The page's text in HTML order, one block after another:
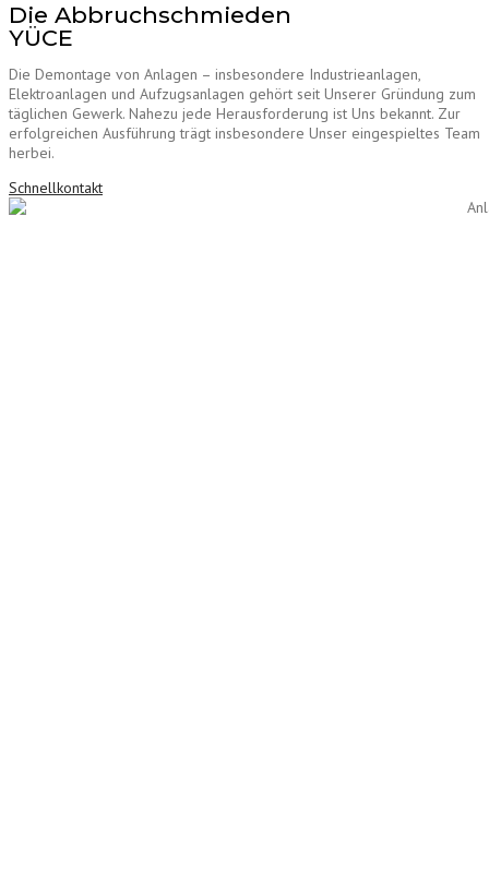
Die Abbruchschmieden
YÜCE
Die Demontage von Anlagen – insbesondere Industrieanlagen,
Elektroanlagen und Aufzugsanlagen gehört seit Unserer Gründung zum
täglichen Gewerk. Nahezu jede Herausforderung ist Uns bekannt. Zur
erfolgreichen Ausführung trägt insbesondere Unser eingespieltes Team
herbei.
Schnellkontakt